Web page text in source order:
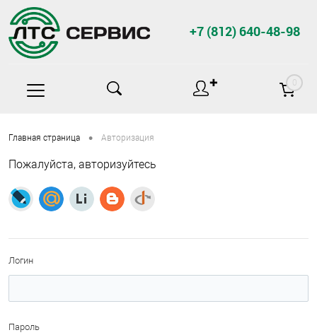
+7 (812) 640-48-98
✚ 0
Главная страница • Авторизация
Пожалуйста, авторизуйтесь
Логин
Пароль